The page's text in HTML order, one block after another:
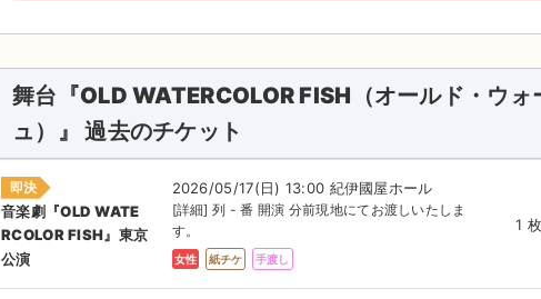
舞台『OLD WATERCOLOR FISH（オールド・ウ
ュ）』 過去のチケット
即決
音楽劇『OLD WATE
RCOLOR FISH』東京
公演
2026/05/17(日) 13:00 紀伊國屋ホール
[詳細] 列 - 番 開演 分前現地にてお渡しいたしま
す。
女性 紙チケ 手渡し
1 枚